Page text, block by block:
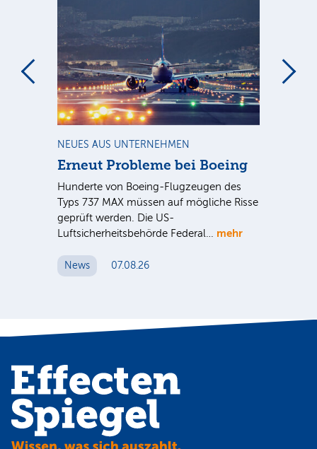
NEUES AUS UNTERNEHMEN
Erneut Probleme bei Boeing
Hunderte von Boeing-Flugzeugen des
Typs 737 MAX müssen auf mögliche Risse
geprüft werden. Die US-
Luftsicherheitsbehörde Federal… mehr
News 07.08.26